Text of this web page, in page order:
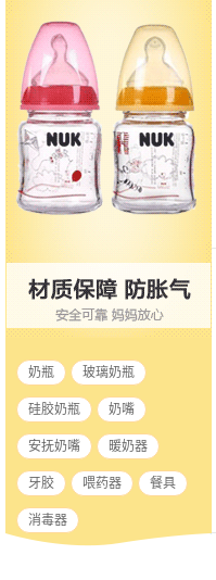
奶瓶 玻璃奶瓶
硅胶奶瓶 奶嘴
安抚奶嘴 暖奶器
牙胶 喂药器 餐具
消毒器